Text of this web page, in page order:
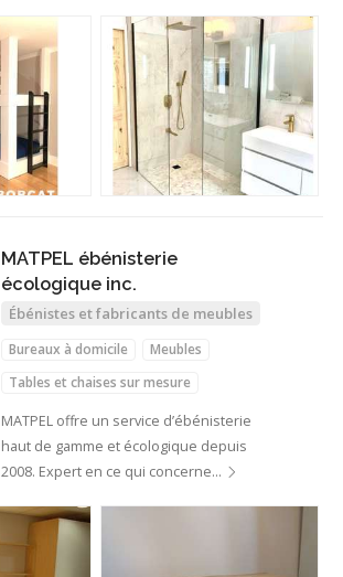
MATPEL ébénisterie
écologique inc.
Ébénistes et fabricants de meubles
Bureaux à domicile
Meubles
Tables et chaises sur mesure
MATPEL offre un service d’ébénisterie
haut de gamme et écologique depuis
2008. Expert en ce qui concerne…